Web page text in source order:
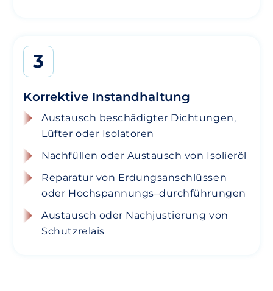
3
Korrektive Instandhaltung
Austausch beschädigter Dichtungen,
Lüfter oder Isolatoren
Nachfüllen oder Austausch von Isolieröl
Reparatur von Erdungsanschlüssen
oder Hochspannungs–durchführungen
Austausch oder Nachjustierung von
Schutzrelais